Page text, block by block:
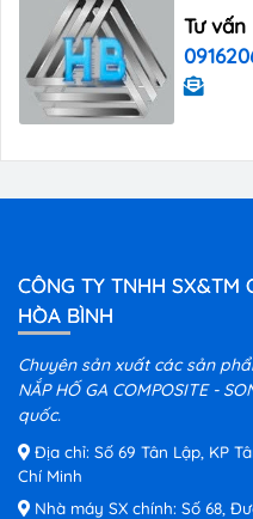
Tư vấn
CÔNG TY TNHH SX&TM
HÒA BÌNH
Chuyên sản xuất các sản
NẮP HỐ GA COMPOSITE -
quốc.
Địa chỉ: Số 69 Tân Lập, KP
Chí Minh
Nhà máy SX chính: Số 68,